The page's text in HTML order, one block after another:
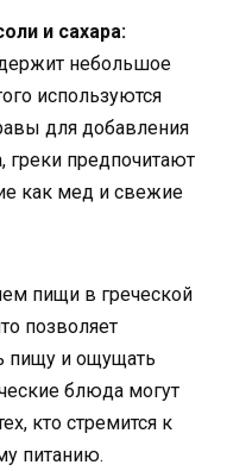
и сахара:
небольшое
используются
для добавления
греки предпочитают
как мед и свежие
пищи в греческой
позволяет
пищу и ощущать
блюда могут
кто стремится к
питанию.